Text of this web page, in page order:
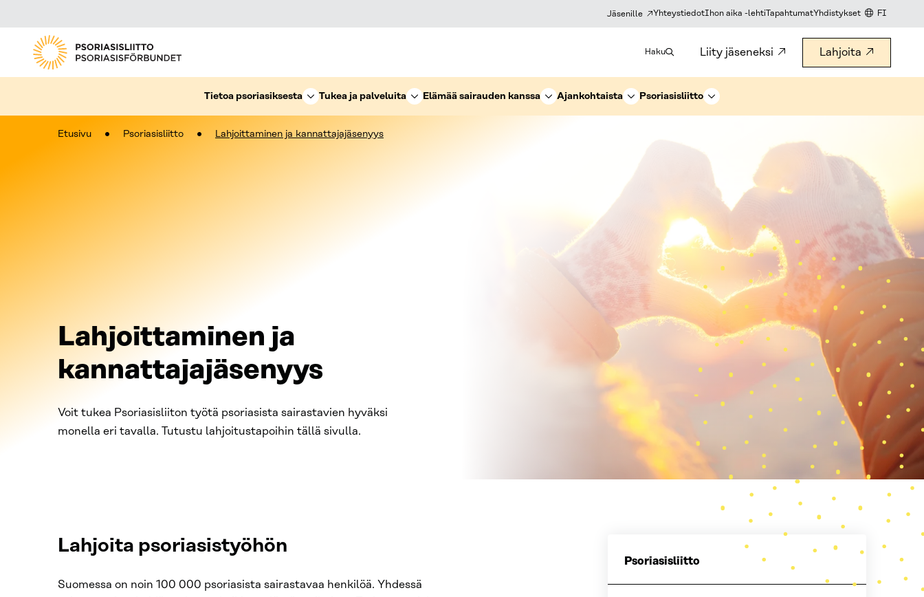
Jäsenille YhteystiedotIhon aika -lehtiTapahtumatYhdistykset FI
Haku Liity jäseneksi Lahjoita
Tietoa psoriasiksesta Tukea ja palveluita Elämää sairauden kanssa Ajankohtaista Psoriasisliitto
Etusivu Psoriasisliitto Lahjoittaminen ja kannattajajäsenyys
Lahjoittaminen ja
kannattajajäsenyys
Voit tukea Psoriasisliiton työtä psoriasista sairastavien hyväksi
monella eri tavalla. Tutustu lahjoitustapoihin tällä sivulla.
Lahjoita psoriasistyöhön
Suomessa on noin 100 000 psoriasista sairastavaa henkilöä. Yhdessä
Psoriasisliitto